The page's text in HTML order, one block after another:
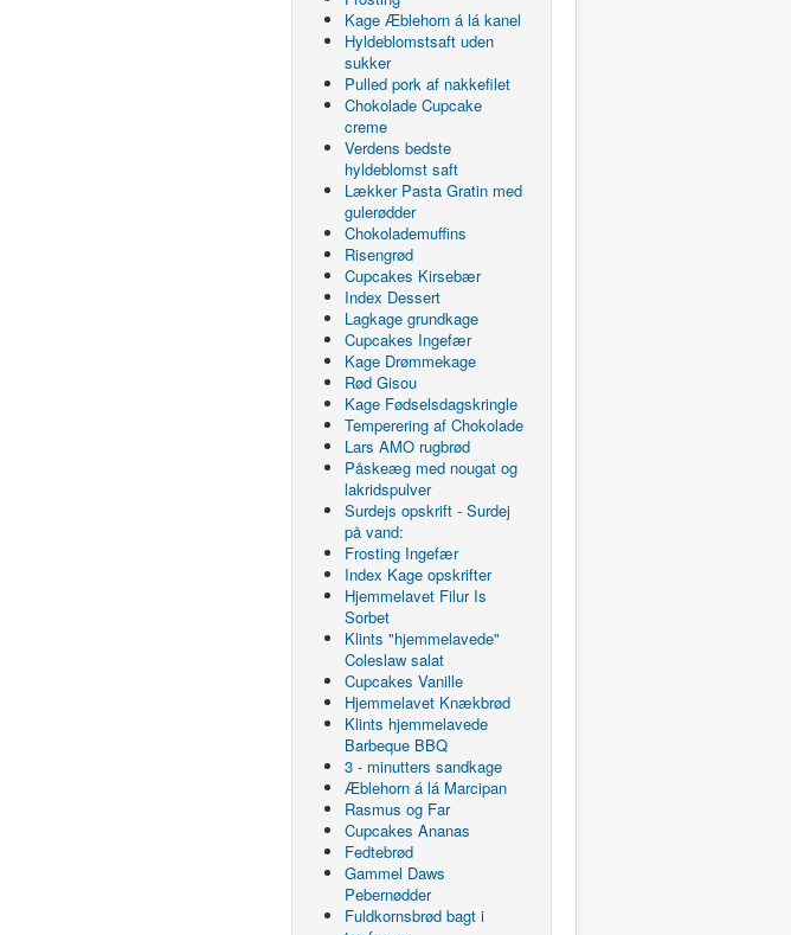
Kage Æblehorn á lá kanel
Hyldeblomstsaft uden
sukker
Pulled pork af nakkefilet
Chokolade Cupcake
creme
Verdens bedste
hyldeblomst saft
Lækker Pasta Gratin med
gulerødder
Chokolademuffins
Risengrød
Cupcakes Kirsebær
Index Dessert
Lagkage grundkage
Cupcakes Ingefær
Kage Drømmekage
Rød Gisou
Kage Fødselsdagskringle
Temperering af Chokolade
Lars AMO rugbrød
Påskeæg med nougat og
lakridspulver
Surdejs opskrift - Surdej
på vand:
Frosting Ingefær
Index Kage opskrifter
Hjemmelavet Filur Is
Sorbet
Klints "hjemmelavede"
Coleslaw salat
Cupcakes Vanille
Hjemmelavet Knækbrød
Klints hjemmelavede
Barbeque BBQ
3 - minutters sandkage
Æblehorn á lá Marcipan
Rasmus og Far
Cupcakes Ananas
Fedtebrød
Gammel Daws
Pebernødder
Fuldkornsbrød bagt i